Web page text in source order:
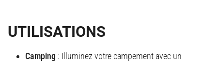
UTILISATIONS
Camping : Illuminez votre campement avec un